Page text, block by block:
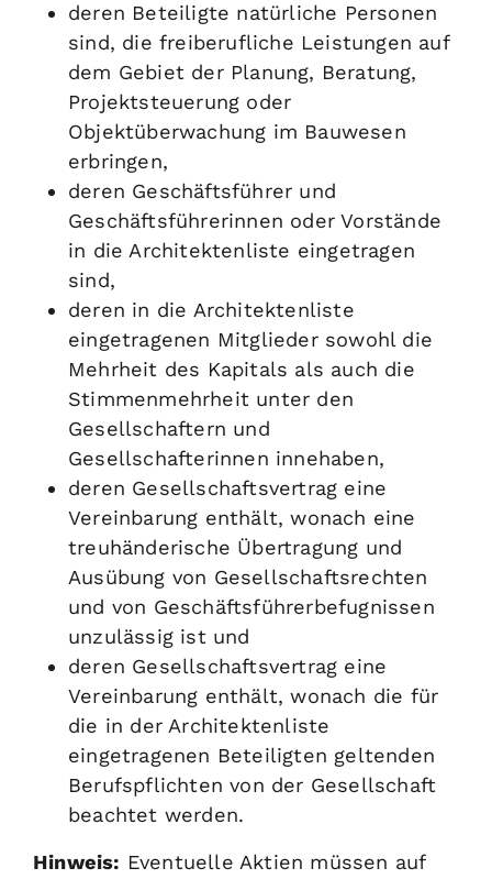
deren Beteiligte natürliche Personen
sind, die freiberufliche Leistungen auf
dem Gebiet der Planung, Beratung,
Projektsteuerung oder
Objektüberwachung im Bauwesen
erbringen,
deren Geschäftsführer und
Geschäftsführerinnen oder Vorstände
in die Architektenliste eingetragen
sind,
deren in die Architektenliste
eingetragenen Mitglieder sowohl die
Mehrheit des Kapitals als auch die
Stimmenmehrheit unter den
Gesellschaftern und
Gesellschafterinnen innehaben,
deren Gesellschaftsvertrag eine
Vereinbarung enthält, wonach eine
treuhänderische Übertragung und
Ausübung von Gesellschaftsrechten
und von Geschäftsführerbefugnissen
unzulässig ist und
deren Gesellschaftsvertrag eine
Vereinbarung enthält, wonach die für
die in der Architektenliste
eingetragenen Beteiligten geltenden
Berufspflichten von der Gesellschaft
beachtet werden.
Hinweis: Eventuelle Aktien müssen auf